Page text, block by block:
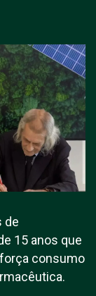
de
15 anos que
consumo